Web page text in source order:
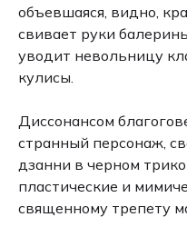
объевшаяся, видно,
свивает руки
уводит невольницу
кулисы.
Диссонансом
странный персонаж,
дзанни в черном
пластические и
священному трепету